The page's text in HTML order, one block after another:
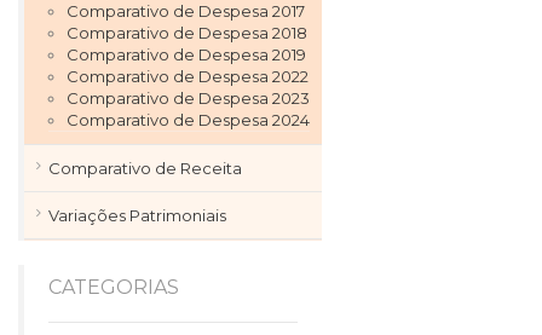
Comparativo de Despesa 2017
Comparativo de Despesa 2018
Comparativo de Despesa 2019
Comparativo de Despesa 2022
Comparativo de Despesa 2023
Comparativo de Despesa 2024
Comparativo de Receita
Variações Patrimoniais
CATEGORIAS